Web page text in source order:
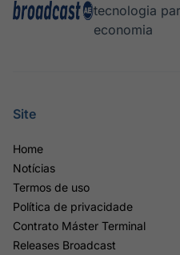
tecnologia
economia
Site
Home
Notícias
Termos de uso
Política de privacidade
Contrato Máster Terminal
Releases Broadcast